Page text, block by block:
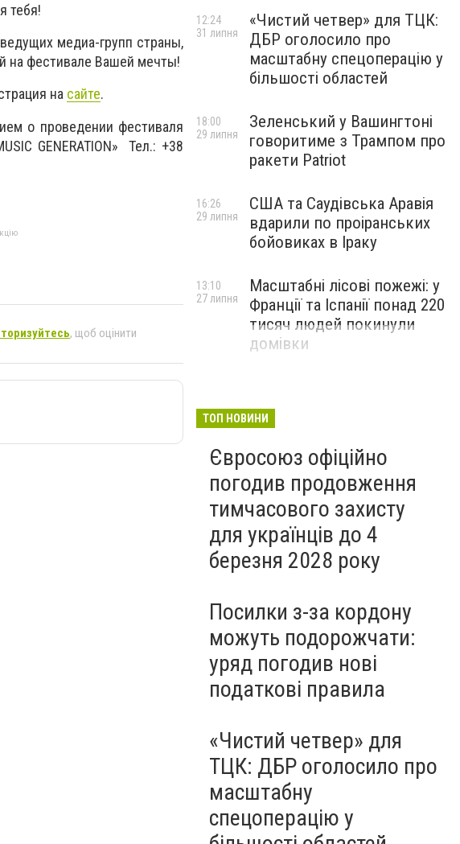
тебя!
медиа-групп страны,
на фестивале Вашей мечты!
на сайте.
о проведении фестиваля
GENERATION» Тел.: +38
, щоб оцінити
«Чистий четвер» для ТЦК:
ДБР оголосило про
масштабну спецоперацію у
більшості областей
12:24
31 липня
Зеленський у Вашингтоні
говоритиме з Трампом про
ракети Patriot
18:00
29 липня
США та Саудівська Аравія
вдарили по проіранських
бойовиках в Іраку
16:26
29 липня
Масштабні лісові пожежі: у
Франції та Іспанії понад 220
тисяч людей покинули
домівки
13:10
27 липня
ТОП НОВИНИ
Євросоюз офіційно
погодив продовження
тимчасового захисту
для українців до 4
березня 2028 року
Посилки з-за кордону
можуть подорожчати:
уряд погодив нові
податкові правила
«Чистий четвер» для
ТЦК: ДБР оголосило про
масштабну
спецоперацію у